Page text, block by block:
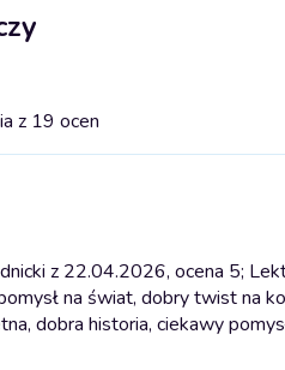
z 19 ocen
z 22.04.2026, ocena 5;
na świat, dobry twist na
dobra historia, ciekawy